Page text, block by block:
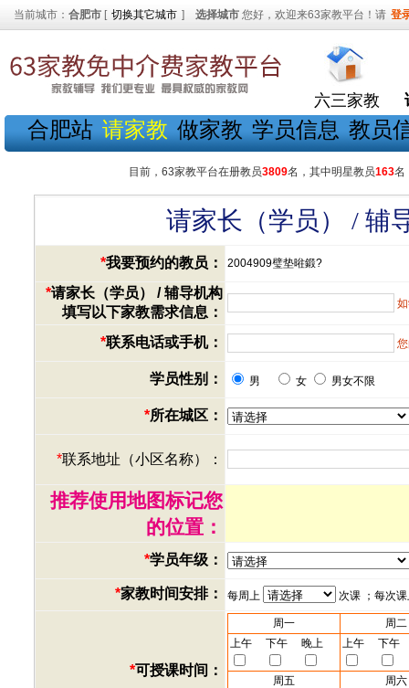
当前城市： 合肥市 [ 切换其它城市 ] 选择城市 您好，欢迎来63家教平台！请 登
六三家教
合肥站 请家教 做家教 学员信息 教员
目前，63家教平台在册教员3809名，其中明星教员163名
请家长（学员） / 辅
*我要预约的教员： 2004909璧垫暀鍛?
*请家长（学员） / 辅导机构
填写以下家教需求信息：
*联系电话或手机：
学员性别： 男 女 男女不限
*所在城区：
*联系地址（小区名称）：
推荐使用地图标记您
的位置：
*学员年级：
*家教时间安排： 每周上 次课 ；每次
*可授课时间：
周一
周二
上午
下午 晚上 上午 下午
周五
周六